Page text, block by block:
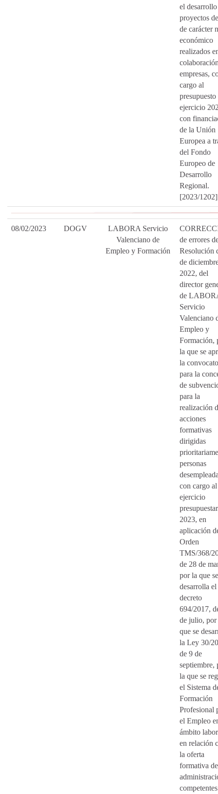
el
proyectos
de carácter
económico
realizados
empresas,
cargo al
presupuesto
ejercicio
con
de la Unión
Europea a
del Fondo
Europeo de
Desarrollo
Regional.
[2023/1202]
08/02/2023 DOGV
LABORA Servicio
Valenciano de
Empleo y Formación
de errores
Resolución
de
2022, del
director
de
Servicio
Valenciano
Empleo y
Formación,
la que se
la
para la
de
para la
realización
acciones
formativas
dirigidas
personas
con cargo al
ejercicio
2023, en
aplicación
Orden
TMS/368/
de 28 de
por la que se
desarrolla
decreto
694/2017,
de julio, por
que se
la Ley 30/
de 9 de
septiembre,
la que se
el Sistema
Formación
Profesional
el Empleo
ámbito
en relación
la oferta
formativa